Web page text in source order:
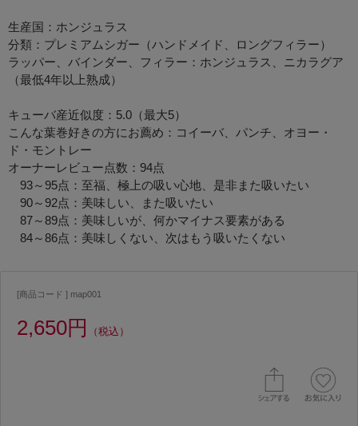
生産国：ホンジュラス
分類：プレミアムシガー（ハンドメイド、ロングフィラー）
ラッパー、バインダー、フィラー：ホンジュラス、ニカラグア
（最低4年以上熟成）
キューバ産近似度：5.0（最大5）
こんな葉巻好きの方にお薦め：コイーバ、パンチ、オヨー・
ド・モントレー
オーナーレビュー点数：94点
93～95点：至福、極上の吸い心地、是非また吸いたい
90～92点：美味しい、また吸いたい
87～89点：美味しいが、何かマイナス要素がある
84～86点：美味しくない、次はもう吸いたくない
[商品コード ] map001
2,650円 （税込）